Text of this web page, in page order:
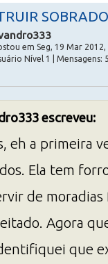
SOBRADO
em Seg, 19 Mar 2012,
Nível 1 | Mensagens: 5
escreveu:
eh a primeira
Ela tem
de
Agora
que